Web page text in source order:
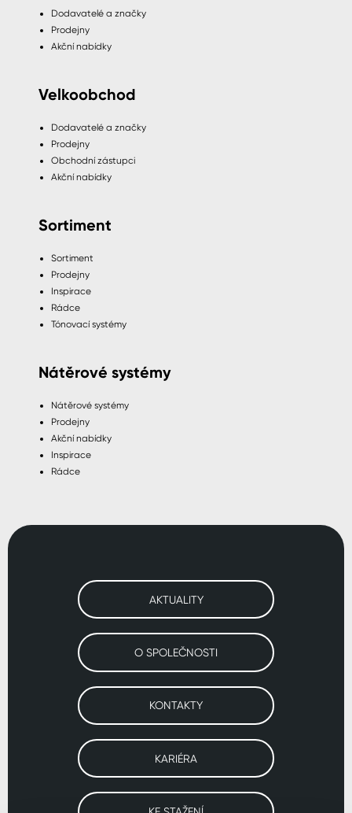
Dodavatelé a značky
Prodejny
Akční nabídky
Velkoobchod
Dodavatelé a značky
Prodejny
Obchodní zástupci
Akční nabídky
Sortiment
Sortiment
Prodejny
Inspirace
Rádce
Tónovací systémy
Nátěrové systémy
Nátěrové systémy
Prodejny
Akční nabídky
Inspirace
Rádce
AKTUALITY
O SPOLEČNOSTI
KONTAKTY
KARIÉRA